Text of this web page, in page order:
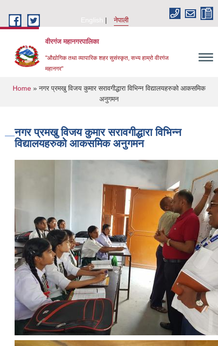
English
नेपाली
वीरगंज महानगरपालिका
"औद्योगिक तथा व्यापारिक शहर सुसंस्कृत, सभ्य हाम्रो वीरगंज
महानगर"
You are here
Home » नगर प्रमखु विजय कुमार सरावगीद्धारा विभिन्न विद्यालयहरुको आकसमिक
अनुगमन
नगर प्रमखु विजय कुमार सरावगीद्धारा विभिन्न
विद्यालयहरुको आकसमिक अनुगमन